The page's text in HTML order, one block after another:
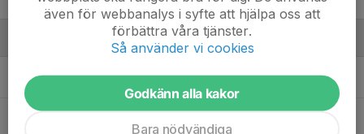
Daniel Tallving ByrstenHuvudtränare
även för webbanalys i syfte att hjälpa oss att
förbättra våra tjänster.
Så använder vi cookies
Godkänn alla kakor
Bara nödvändiga